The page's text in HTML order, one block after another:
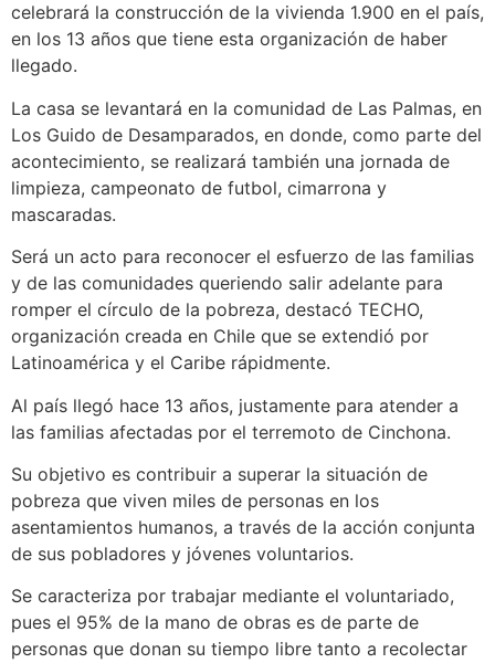
celebrará la construcción de la vivienda 1.900 en el país,
en los 13 años que tiene esta organización de haber
llegado.
La casa se levantará en la comunidad de Las Palmas, en
Los Guido de Desamparados, en donde, como parte del
acontecimiento, se realizará también una jornada de
limpieza, campeonato de futbol, cimarrona y
mascaradas.
Será un acto para reconocer el esfuerzo de las familias
y de las comunidades queriendo salir adelante para
romper el círculo de la pobreza, destacó TECHO,
organización creada en Chile que se extendió por
Latinoamérica y el Caribe rápidmente.
Al país llegó hace 13 años, justamente para atender a
las familias afectadas por el terremoto de Cinchona.
Su objetivo es contribuir a superar la situación de
pobreza que viven miles de personas en los
asentamientos humanos, a través de la acción conjunta
de sus pobladores y jóvenes voluntarios.
Se caracteriza por trabajar mediante el voluntariado,
pues el 95% de la mano de obras es de parte de
personas que donan su tiempo libre tanto a recolectar